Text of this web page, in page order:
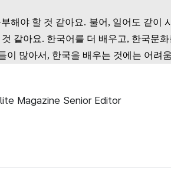
해야 할 것 같아요. 불어 , 일어도 같이
같아요. 한국어를 더 배우고, 한국문
이 많아서 , 한국을 배우는 것에는 어려
lite Magazine Senior Editor